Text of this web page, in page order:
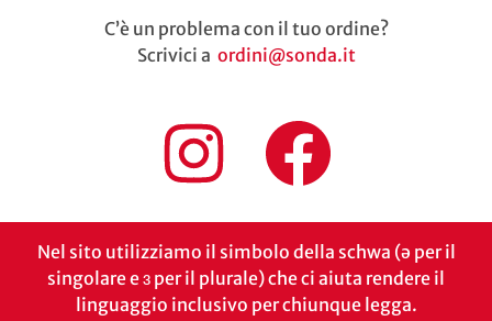
C’è un problema con il tuo ordine?
Scrivici a ordini@sonda.it
Nel sito utilizziamo il simbolo della schwa (ə per il
singolare e ɜ per il plurale) che ci aiuta rendere il
linguaggio inclusivo per chiunque legga.